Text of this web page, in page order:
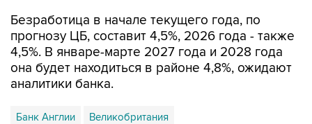
Безработица в начале текущего года, по
прогнозу ЦБ, составит 4,5%, 2026 года - также
4,5%. В январе-марте 2027 года и 2028 года
она будет находиться в районе 4,8%, ожидают
аналитики банка.
Банк Англии Великобритания